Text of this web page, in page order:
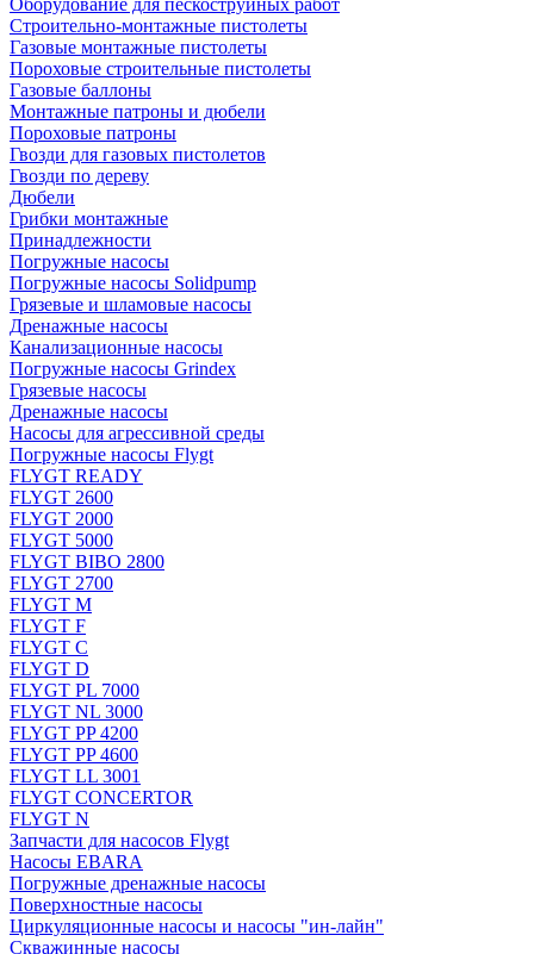
Оборудование для пескоструйных работ
Строительно-монтажные пистолеты
Газовые монтажные пистолеты
Пороховые строительные пистолеты
Газовые баллоны
Монтажные патроны и дюбели
Пороховые патроны
Гвозди для газовых пистолетов
Гвозди по дереву
Дюбели
Грибки монтажные
Принадлежности
Погружные насосы
Погружные насосы Solidpump
Грязевые и шламовые насосы
Дренажные насосы
Канализационные насосы
Погружные насосы Grindex
Грязевые насосы
Дренажные насосы
Насосы для агрессивной среды
Погружные насосы Flygt
FLYGT READY
FLYGT 2600
FLYGT 2000
FLYGT 5000
FLYGT BIBO 2800
FLYGT 2700
FLYGT M
FLYGT F
FLYGT C
FLYGT D
FLYGT PL 7000
FLYGT NL 3000
FLYGT PP 4200
FLYGT PP 4600
FLYGT LL 3001
FLYGT CONCERTOR
FLYGT N
Запчасти для насосов Flygt
Насосы EBARA
Погружные дренажные насосы
Поверхностные насосы
Циркуляционные насосы и насосы "ин-лайн"
Скважинные насосы